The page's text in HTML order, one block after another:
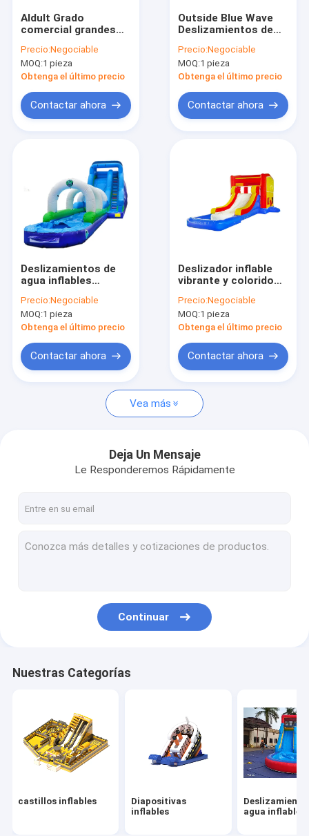
Sobre nosotros
Visita a la fábrica
Noticias
Casos
Solicitar una cotización
Diapositivas inflables
Deslizamientos de agua inflables
Arcos inflables
Castillos de agua inflables
parque inflable del agua
Deslizamiento del castillo de rebote
Aldult Grado
comercial grandes
inflables con piscina
Precio:Negociable
MOQ:1 pieza
Obtenga el último precio
Contactar ahora
Outside Blue Wave
Deslizamientos de
con piscina para
adultos
Precio:Negociable
MOQ:1 pieza
Obtenga el último precio
Contactar ahora
Deslizamientos de
agua inflables
con piscina para
alquiler
Precio:Negociable
MOQ:1 pieza
Obtenga el último precio
Contactar ahora
Deslizador inflable
vibrante y colorido
Precio:Negociable
MOQ:1 pieza
Obtenga el último precio
Contactar ahora
Vea más
Deja Un Mensaje
Le Responderemos Rápidamente
Continuar
Nuestras Categorías
castillos inflables
Diapositivas
inflables
agua inflables